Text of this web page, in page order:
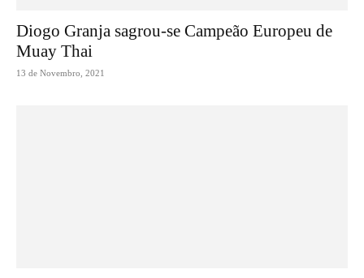
Diogo Granja sagrou-se Campeão Europeu de
Muay Thai
13 de Novembro, 2021